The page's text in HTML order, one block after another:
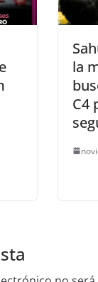
la
C4